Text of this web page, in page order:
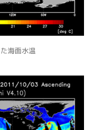
海面水温